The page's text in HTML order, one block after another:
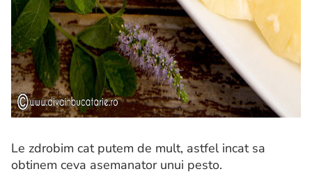
Le zdrobim cat putem de mult, astfel incat sa
obtinem ceva asemanator unui pesto.